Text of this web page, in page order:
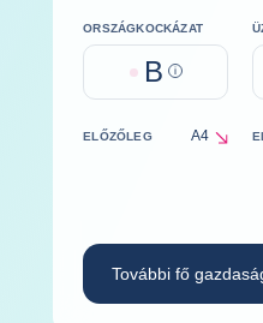
ORSZÁGKOCKÁZAT
B Help
ELŐZŐLEG A4
decrease
További fő